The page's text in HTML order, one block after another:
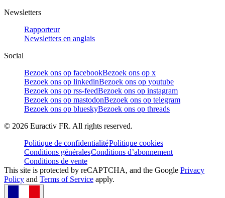
Newsletters
Rapporteur
Newsletters en anglais
Social
Bezoek ons op facebookBezoek ons op x
Bezoek ons op linkedinBezoek ons op youtube
Bezoek ons op rss-feedBezoek ons op instagram
Bezoek ons op mastodonBezoek ons op telegram
Bezoek ons op blueskyBezoek ons op threads
© 2026 Euractiv FR. All rights reserved.
Politique de confidentialitéPolitique cookies
Conditions généralesConditions d’abonnement
Conditions de vente
This site is protected by reCAPTCHA, and the Google Privacy
Policy and Terms of Service apply.